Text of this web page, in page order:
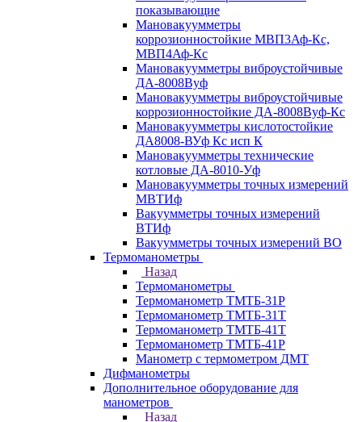
показывающие
Мановакуумметры
коррозионностойкие МВП3Аф-Кс,
МВП4Аф-Кс
Мановакуумметры виброустойчивые
ДА-8008Вуф
Мановакуумметры виброустойчивые
коррозионностойкие ДА-8008Вуф-Кс
Мановакуумметры кислотостойкие
ДА8008-ВУф Кс исп К
Мановакуумметры технические
котловые ДА-8010-Уф
Мановакуумметры точных измерений
МВТИф
Вакуумметры точных измерений
ВТИф
Вакуумметры точных измерений ВО
Термоманометры
Назад
Термоманометры
Термоманометр ТМТБ-31Р
Термоманометр ТМТБ-31Т
Термоманометр ТМТБ-41Т
Термоманометр ТМТБ-41Р
Манометр с термометром ДМТ
Дифманометры
Дополнительное оборудование для
манометров
Назад